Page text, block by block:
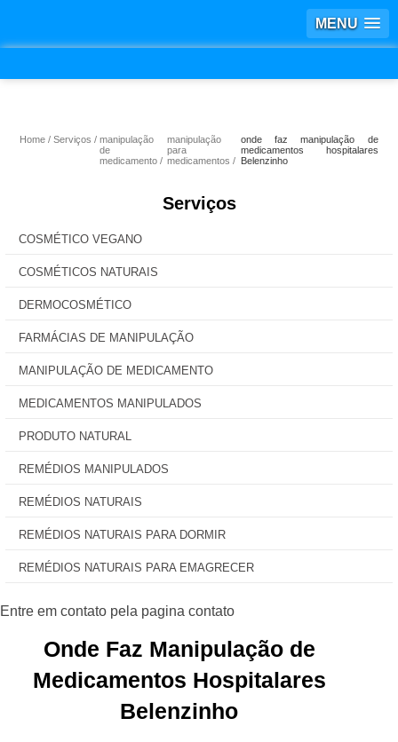
MENU
Home Serviços
manipulação
de
medicamento
manipulação
para
medicamentos
onde faz manipulação de
medicamentos hospitalares
Belenzinho
Serviços
COSMÉTICO VEGANO
COSMÉTICOS NATURAIS
DERMOCOSMÉTICO
FARMÁCIAS DE MANIPULAÇÃO
MANIPULAÇÃO DE MEDICAMENTO
MEDICAMENTOS MANIPULADOS
PRODUTO NATURAL
REMÉDIOS MANIPULADOS
REMÉDIOS NATURAIS
REMÉDIOS NATURAIS PARA DORMIR
REMÉDIOS NATURAIS PARA EMAGRECER
Onde Faz Manipulação de
Medicamentos Hospitalares
Belenzinho